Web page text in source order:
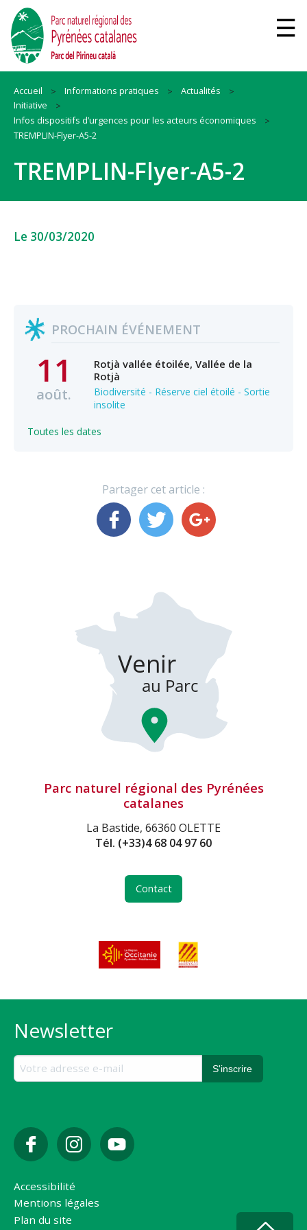
Accueil Informations pratiques
Actualités
Initiative
Infos dispositifs d’urgences pour les acteurs économiques
TREMPLIN-Flyer-A5-2
TREMPLIN-Flyer-A5-2
Le 30/03/2020
PROCHAIN ÉVÉNEMENT
11
août.
Rotjà vallée étoilée, Vallée de la
Rotjà
Biodiversité - Réserve ciel étoilé - Sortie
insolite
Toutes les dates
Partager cet article :
Parc naturel régional des Pyrénées
catalanes
La Bastide, 66360 OLETTE
Tél. (+33)4 68 04 97 60
Contact
Newsletter
Accessibilité
Mentions légales
Plan du site